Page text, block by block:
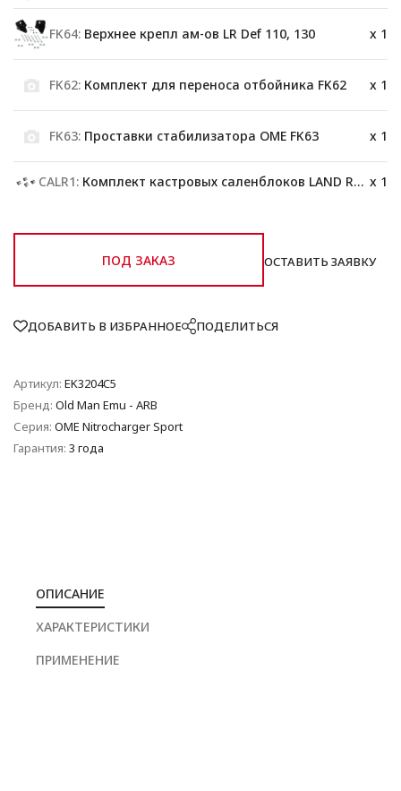
FK64: Верхнее крепл ам-ов LR Def 110, 130 x 1
FK62: Комплект для переноса отбойника FK62 x 1
FK63: Проставки стабилизатора OME FK63 x 1
CALR1: Комплект кастровых саленблоков LAND ROVER DISCOVERY TO 98Г. x 1
ПОД ЗАКАЗ ОСТАВИТЬ ЗАЯВКУ
ДОБАВИТЬ В ИЗБРАННОЕ ПОДЕЛИТЬСЯ
Артикул: EK3204C5
Бренд: Old Man Emu - ARB
Серия: OME Nitrocharger Sport
Гарантия: 3 года
ОПИСАНИЕ
ХАРАКТЕРИСТИКИ
ПРИМЕНЕНИЕ